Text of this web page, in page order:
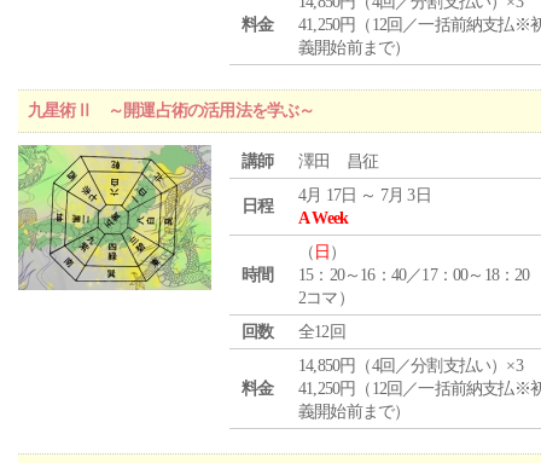
料金
41,250円（12回／一括前納支払※
義開始前まで）
九星術Ⅱ ～開運占術の活用法を学ぶ～
講師 澤田 昌征
日程
4月 17日 ～ 7月 3日
A Week
時間
（ 日 ）
15：20～16：40／17：00～18：20
2コマ）
回数
全12回
料金
14,850円（4回／分割支払い）×3
41,250円（12回／一括前納支払※
義開始前まで）